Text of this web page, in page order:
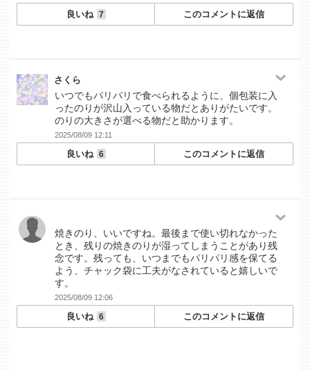
良いね 7 このコメントに返信
さくら
いつでもパリパリで食べられるように、個包装に入
ったのりが沢山入っている物だとありがたいです。
のりの大きさが選べる物だと助かります。
2025/08/09 12:11
良いね 6 このコメントに返信
焼きのり、いいですね。最後まで使い切れなかった
とき、残りの焼きのりが湿ってしまうことがあり残
念です。残っても、いつまでもパリパリ感を保てる
よう、チャック袋に工夫がなされていると嬉しいで
す。
2025/08/09 12:06
良いね 6 このコメントに返信